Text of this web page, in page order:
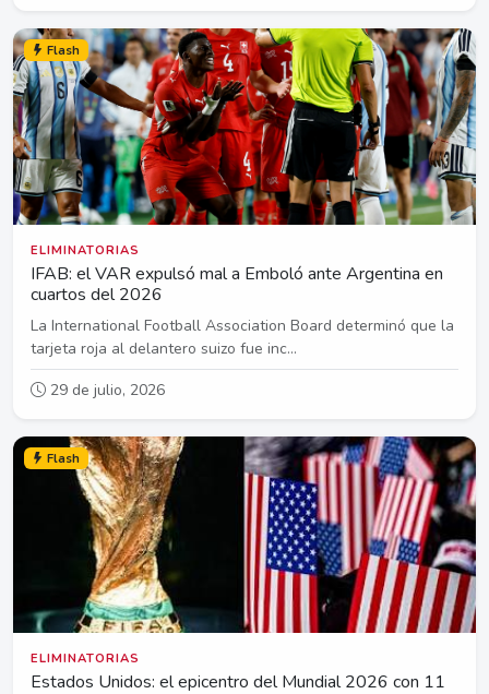
Flash
ELIMINATORIAS
IFAB: el VAR expulsó mal a Emboló ante Argentina en
cuartos del 2026
La International Football Association Board determinó que la
tarjeta roja al delantero suizo fue inc...
29 de julio, 2026
Flash
ELIMINATORIAS
Estados Unidos: el epicentro del Mundial 2026 con 11